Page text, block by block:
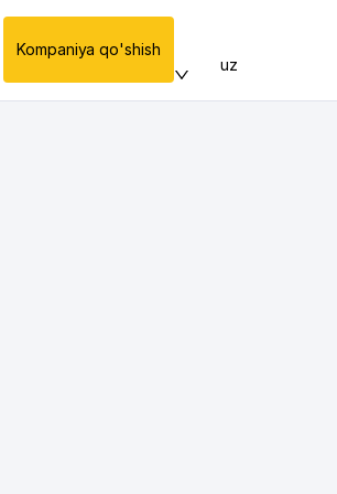
Kompaniya qo'shish
uz